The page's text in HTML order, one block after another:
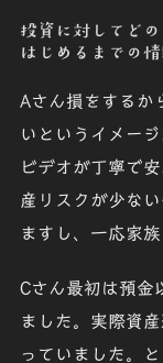
投資に対してど
はじめるまでの
Aさん損をするか
いというイメー
ビデオが丁寧で
産リスクが少な
ますし、一応家
Cさん最初は預金
ました。実際資
っていました。